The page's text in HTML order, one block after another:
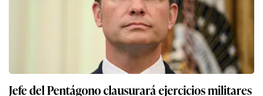
Jefe del Pentágono clausurará ejercicios militares